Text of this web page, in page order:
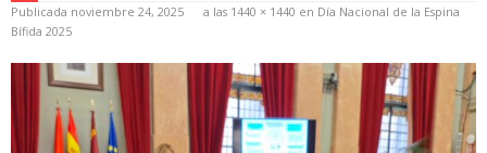
Publicada noviembre 24, 2025 a las 1440 × 1440 en Día Nacional de la Espina
Bífida 2025